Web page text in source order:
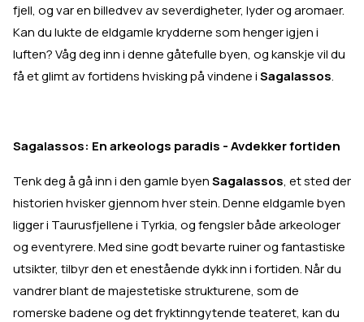
fjell, og var en billedvev av severdigheter, lyder og aromaer.
Kan du lukte de eldgamle krydderne som henger igjen i
luften? Våg deg inn i denne gåtefulle byen, og kanskje vil du
få et glimt av fortidens hvisking på vindene iSagalassos.
Sagalassos: En arkeologs paradis - Avdekker fortiden
Tenk deg å gå inn i den gamle byenSagalassos, et sted der
historien hvisker gjennom hver stein. Denne eldgamle byen
ligger i Taurusfjellene i Tyrkia, og fengsler både arkeologer
og eventyrere. Med sine godt bevarte ruiner og fantastiske
utsikter, tilbyr den et enestående dykk inn i fortiden. Når du
vandrer blant de majestetiske strukturene, som de
romerske badene og det fryktinngytende teateret, kan du